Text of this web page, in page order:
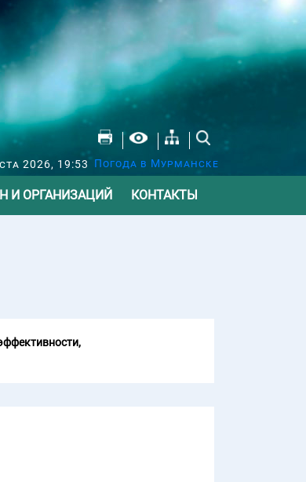
2026, 19:53 Погода в Мурманске
И ОРГАНИЗАЦИЙ КОНТАКТЫ